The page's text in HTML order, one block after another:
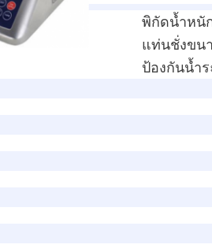
พิกัดน้ำหนัก
แท่นชั่งขน
ป้องกันน้ำร